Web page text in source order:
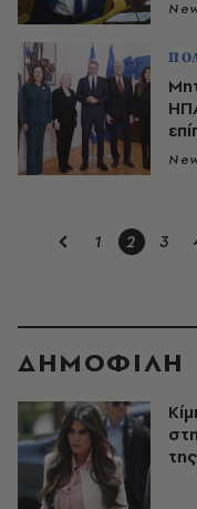
1 2 3
ΔΗΜΟΦΙΛΗ
της